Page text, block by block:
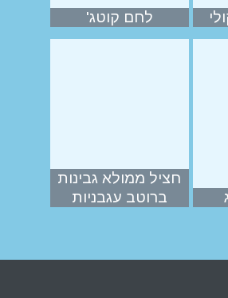
לחם קוטג'
חציל ממולא גבינות
ברוטב עגבניות